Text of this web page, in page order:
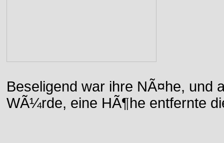
Beseligend war ihre NÃ¤he, und
WÃ¼rde, eine HÃ¶he entfernte